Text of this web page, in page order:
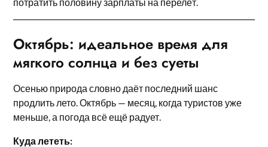
Октябрь: идеальное время для
мягкого солнца и без суеты
Осенью природа словно даёт последний шанс
продлить лето. Октябрь — месяц, когда туристов уже
меньше, а погода всё ещё радует.
Куда лететь: